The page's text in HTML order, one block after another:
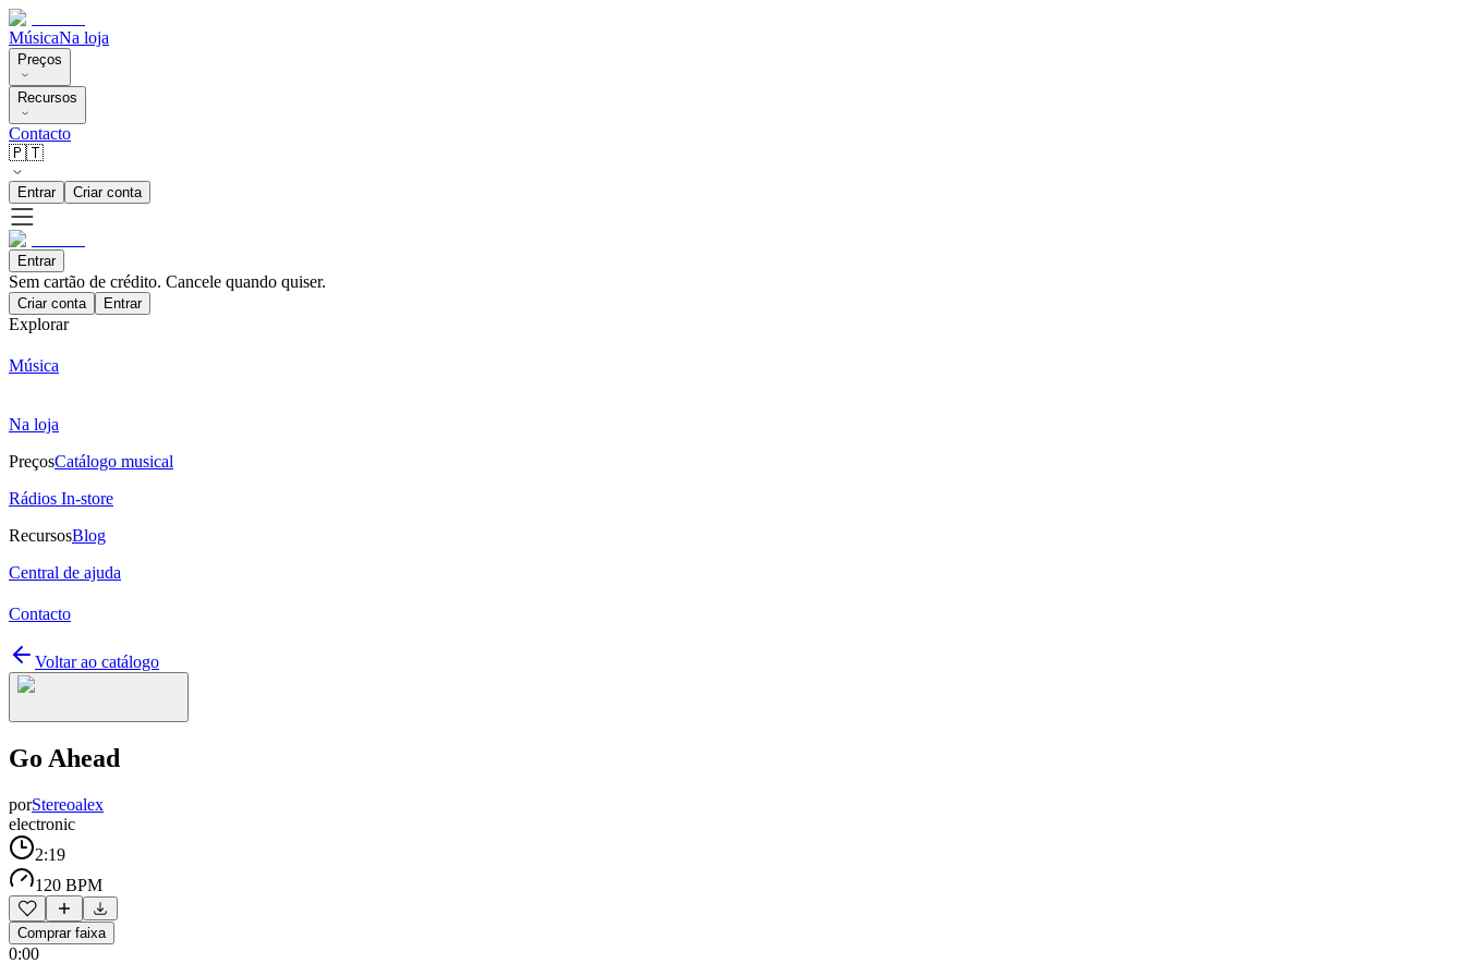
MúsicaNa loja
Preços
Recursos
Contacto
🇵🇹
Entrar Criar conta
Entrar
Sem cartão de crédito. Cancele quando quiser.
Criar conta Entrar
Explorar
Música
Na loja
PreçosCatálogo musical
Rádios In-store
RecursosBlog
Central de ajuda
Contacto
Voltar ao catálogo
Go Ahead
porStereoalex
electronic
2:19
120 BPM
Comprar faixa
0:00